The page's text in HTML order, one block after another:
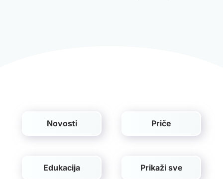
Novosti Priče
Edukacija Prikaži sve